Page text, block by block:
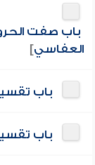
باب صفت
العفاسي]
باب
باب